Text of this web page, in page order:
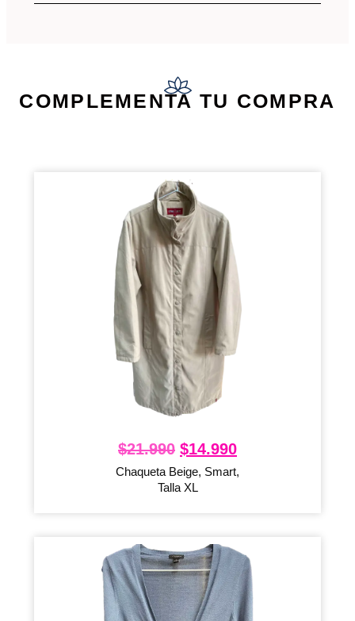
COMPLEMENTA TU COMPRA
$21.990 $14.990
Chaqueta Beige, Smart,
Talla XL